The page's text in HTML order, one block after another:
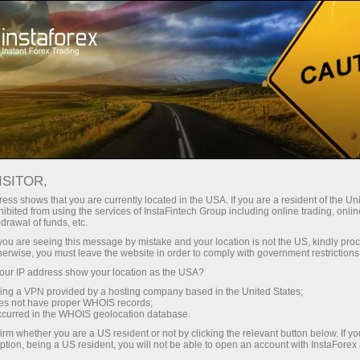
তাৎক্ষণিক অ্যাকাউন্ট খোলা ট্রেডিং প্ল্যাটফর্ম
নতুনদের জন্য বিনিয়োগকারীদের জন্য অংশীদারদের জন্য
SENTIMENT IMPROVES
JUMP
by the University of Michigan on Friday showed a
the month of April.
consumer sentiment index rose to 63.5 in April from
to inch up to 62.7.
index came as the current economic conditions index
shows that you are currently located in the USA. If you are a resident of the
from using the services of InstaFintech Group including online trading,
of funds, etc.
are seeing this message by mistake and your location is not the US, kindly
you must leave the website in order to comply with government
IP address show your location as the USA?
a VPN provided by a hosting company based in the United States;
not have proper WHOIS records;
in the WHOIS geolocation database.
whether you are a US resident or not by clicking the relevant button below. If
being a US resident, you will not be able to open an account with InstaForex